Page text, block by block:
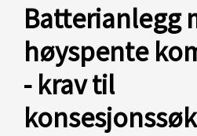
Batterianlegg
høyspente
- krav til